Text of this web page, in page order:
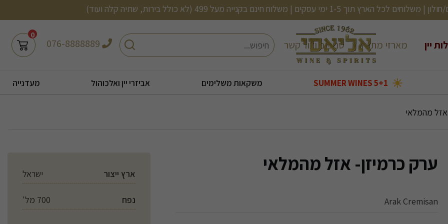
משלוח חינם בקנייה מעל 499 (לא כולל בירות, שתיה קלה ועוד)
יין מארזי מתנה סניפים וצור קשר חיפוש חיפוש 0
משקאות משלימים אביזרי יין ואלכוהול מעדנייה
מהמלאי
ערק כרמיזן- אזל מהמלאי
Arak Cremisan
ארץ ייצור ישראל
נפח 700 מל'